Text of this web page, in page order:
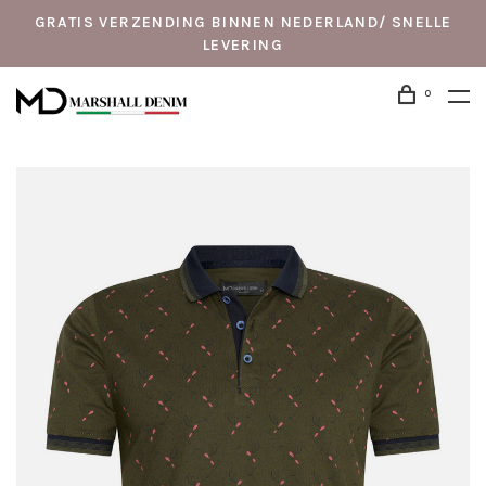
GRATIS VERZENDING BINNEN NEDERLAND/ SNELLE
LEVERING
0